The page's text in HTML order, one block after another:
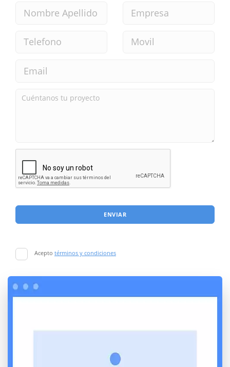
ENVIAR
Acepto términos y condiciones